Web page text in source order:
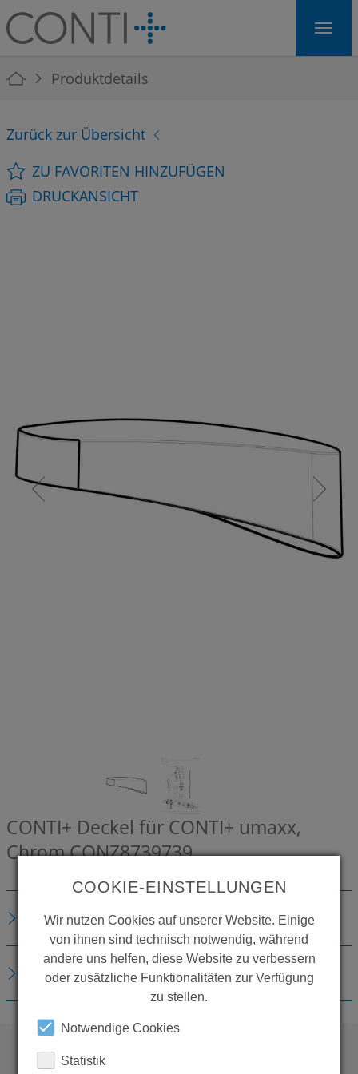
Skip to main navigation
Skip to main content
Skip to page footer
You are here:
Produktdetails
Zurück zur Übersicht
ZU FAVORITEN HINZUFÜGEN
DRUCKANSICHT
CONTI+ Deckel für CONTI+ umaxx,
ChromCONZ8739739
BESCHREIBUNG
DOWNLOADS
COOKIE-EINSTELLUNGEN
Wir nutzen Cookies auf unserer Website. Einige
von ihnen sind technisch notwendig, während
andere uns helfen, diese Website zu verbessern
oder zusätzliche Funktionalitäten zur Verfügung
zu stellen.
Notwendige Cookies
Statistik